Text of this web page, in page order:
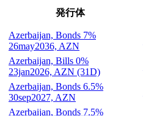
発行体
Azerbaijan, Bonds 7%
26may2036, AZN
Azerbaijan, Bills 0%
23jan2026, AZN (31D)
Azerbaijan, Bonds 6.5%
30sep2027, AZN
Azerbaijan, Bonds 7.5%